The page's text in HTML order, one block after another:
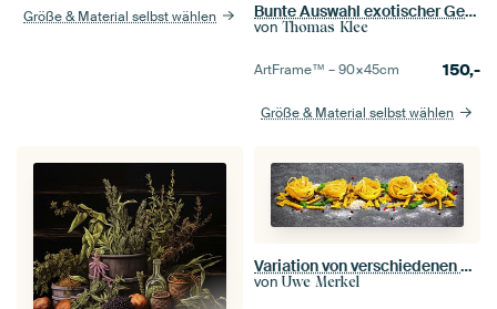
Größe & Material selbst wählen Bunte Auswahl exotischer Gewürze auf einer Schieferplatte III
von Thomas Klee
ArtFrame™ –90×45cm 150,-
Größe & Material selbst wählen
Variation von verschiedenen Pastasorten
von Uwe Merkel